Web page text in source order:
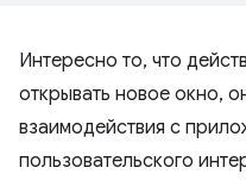
Интересно то, что
открывать новое окно,
взаимодействия с
пользовательского